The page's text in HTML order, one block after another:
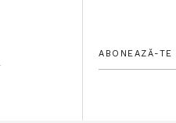
ABONEAZĂ-TE